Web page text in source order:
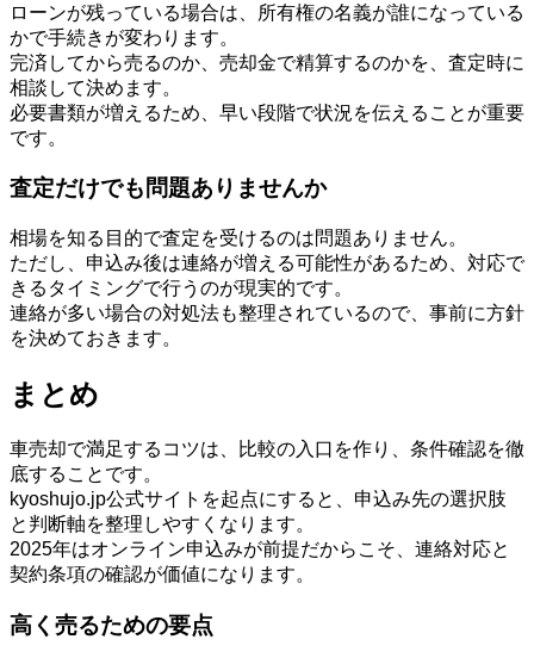
ローンが残っている場合は、所有権の名義が誰になっている
かで手続きが変わります。
完済してから売るのか、売却金で精算するのかを、査定時に
相談して決めます。
必要書類が増えるため、早い段階で状況を伝えることが重要
です。
査定だけでも問題ありませんか
相場を知る目的で査定を受けるのは問題ありません。
ただし、申込み後は連絡が増える可能性があるため、対応で
きるタイミングで行うのが現実的です。
連絡が多い場合の対処法も整理されているので、事前に方針
を決めておきます。
まとめ
車売却で満足するコツは、比較の入口を作り、条件確認を徹
底することです。
kyoshujo.jp公式サイトを起点にすると、申込み先の選択肢
と判断軸を整理しやすくなります。
2025年はオンライン申込みが前提だからこそ、連絡対応と
契約条項の確認が価値になります。
高く売るための要点